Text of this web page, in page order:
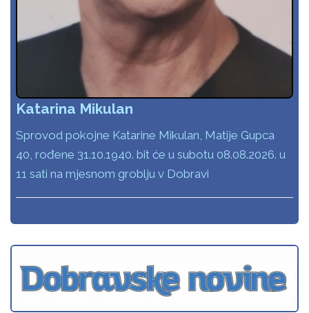
Katarina Mikulan
Sprovod pokojne Katarine Mikulan, Matije Gupca
40, rođene 31.10.1940. bit će u subotu 08.08.2026. u
11 sati na mjesnom groblju v Dobravi